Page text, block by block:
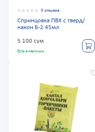
0 отзывов
Спринцовка ПВХ с тверд/
након Б-2 45мл
5 100 сум
Есть в наличии